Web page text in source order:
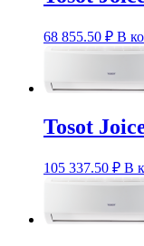
68 855.50 ₽ В
Tosot
105 337.50 ₽ В